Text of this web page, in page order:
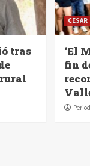
tras
CESAR
‘El
fin